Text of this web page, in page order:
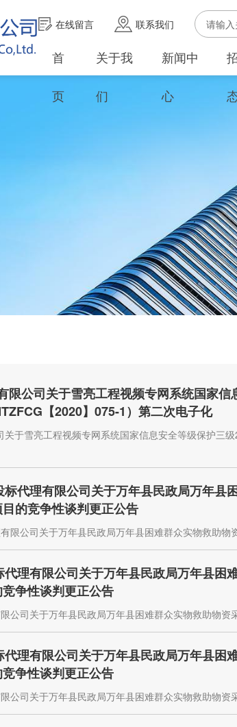
在线留言 联系我们
首
页
关于我
们
新闻中
心
限公司关于雪亮工程视频专网系统国家
【2020】075-1）第二次电子化
于雪亮工程视频专网系统国家信息安全等级保护三
代理有限公司关于万年县民政局万年县
的竞争性谈判更正公告
限公司关于万年县民政局万年县困难群众实物救助
理有限公司关于万年县民政局万年县困
争性谈判更正公告
公司关于万年县民政局万年县困难群众实物救助物
理有限公司关于万年县民政局万年县困
争性谈判更正公告
公司关于万年县民政局万年县困难群众实物救助物